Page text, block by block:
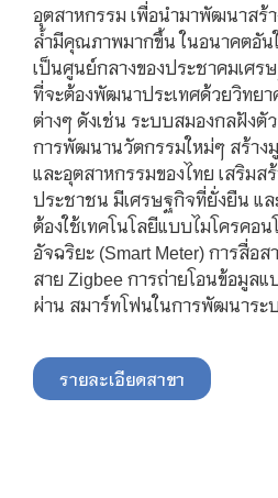
อุตสาหกรรม เพื่อนำมาพัฒนาสร้
ลํ้ามีคุณภาพมากขึ้น ในอนาคตอัน
เป็นศูนย์กลางของประชาคมเศร
ที่จะต้องพัฒนาประเทศด้วยวิทยา
ต่างๆ ดังเช่น ระบบสมองกลฝังตั
การพัฒนานวัตกรรมใหม่ๆ สร้าง
และอุตสาหกรรมของไทย เสริม
ประชาชน มีเศรษฐกิจที่ยั่งยืน แล
ต้องใช้เทคโนโลยีแบบไมโครคอน
อัจฉริยะ (Smart Meter) การสื่อส
สาย Zigbee การถ่ายโอนข้อมูล
ผ่าน สมาร์ทโฟนในการพัฒนาระ
รายละเอียดสาขา